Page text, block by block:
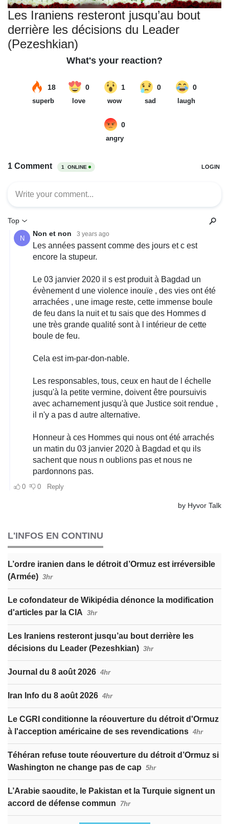
Les Iraniens resteront jusqu’au bout
derrière les décisions du Leader
(Pezeshkian)
L'INFOS EN CONTINU
L’ordre iranien dans le détroit d’Ormuz est irréversible
(Armée) 3hr
Le cofondateur de Wikipédia dénonce la modification
d'articles par la CIA 3hr
Les Iraniens resteront jusqu’au bout derrière les
décisions du Leader (Pezeshkian) 3hr
Journal du 8 août 2026 4hr
Iran Info du 8 août 2026 4hr
Le CGRI conditionne la réouverture du détroit d'Ormuz
à l'acception américaine de ses revendications 4hr
Téhéran refuse toute réouverture du détroit d’Ormuz si
Washington ne change pas de cap 5hr
L’Arabie saoudite, le Pakistan et la Turquie signent un
accord de défense commun
7hr